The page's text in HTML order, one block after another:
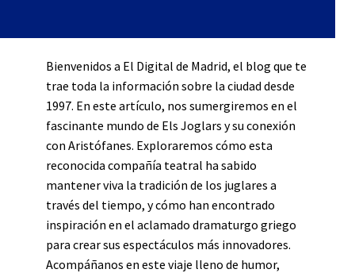
Bienvenidos a El Digital de Madrid, el blog que te
trae toda la información sobre la ciudad desde
1997. En este artículo, nos sumergiremos en el
fascinante mundo de Els Joglars y su conexión
con Aristófanes. Exploraremos cómo esta
reconocida compañía teatral ha sabido
mantener viva la tradición de los juglares a
través del tiempo, y cómo han encontrado
inspiración en el aclamado dramaturgo griego
para crear sus espectáculos más innovadores.
Acompáñanos en este viaje lleno de humor,